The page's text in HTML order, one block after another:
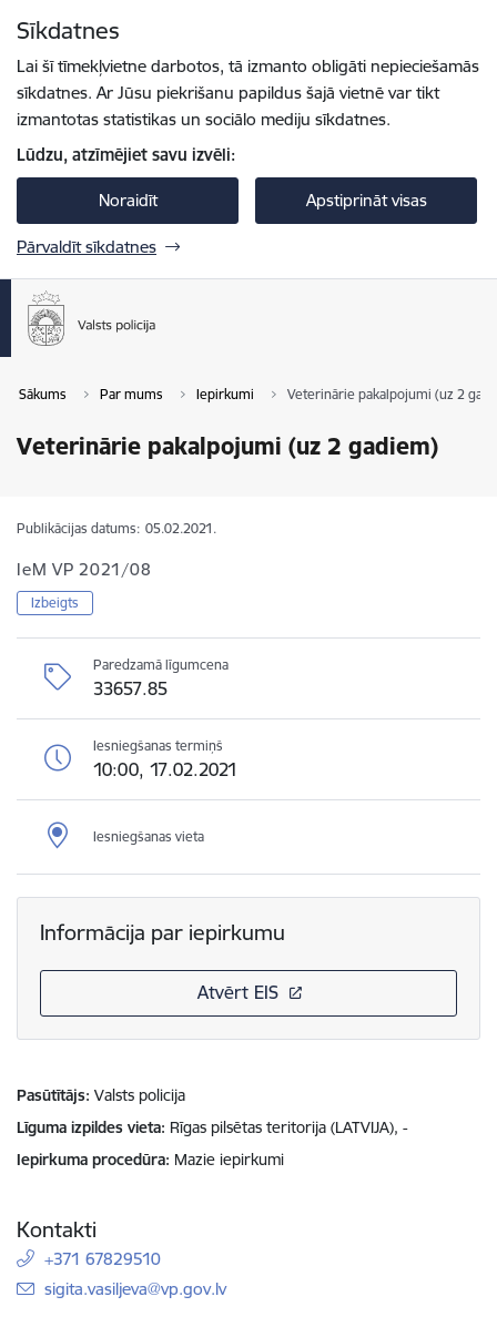
Sīkdatnes
Lai šī tīmekļvietne darbotos, tā izmanto obligāti nepieciešamās
sīkdatnes. Ar Jūsu piekrišanu papildus šajā vietnē var tikt
izmantotas statistikas un sociālo mediju sīkdatnes.
Lūdzu, atzīmējiet savu izvēli:
Noraidīt Apstiprināt visas
Pārvaldīt sīkdatnes
Sākums Par mums Iepirkumi Veterinārie pakalpojumi (uz 2
Veterinārie pakalpojumi (uz 2 gadiem)
Publikācijas datums: 05.02.2021.
IeM VP 2021/08
Izbeigts
Paredzamā līgumcena
33657.85
Iesniegšanas termiņš
10:00, 17.02.2021
Iesniegšanas vieta
Informācija par iepirkumu
Atvērt EIS
Pasūtītājs Valsts policija
Līguma izpildes vieta Rīgas pilsētas teritorija (LATVIJA), -
Iepirkuma procedūra Mazie iepirkumi
Kontakti
+371 67829510
E-pasts:
sigita.vasiljeva@vp.gov.lv